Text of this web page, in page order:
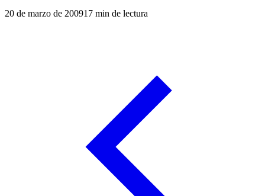
20 de marzo de 200917 min de lectura